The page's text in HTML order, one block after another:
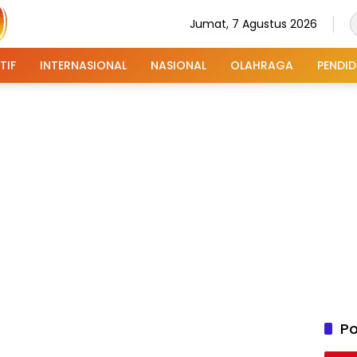
Jumat, 7 Agustus 2026
INTERNASIONAL NASIONAL OLAHRAGA